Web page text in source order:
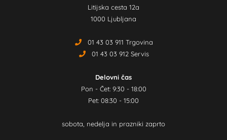
Litijska cesta 12a
1000 Ljubljana
01 43 03 911 Trgovina
01 43 03 912 Servis
Delovni čas
Pon - Čet: 9:30 - 18:00
Pet: 08:30 - 15:00
sobota, nedelja in prazniki zaprto